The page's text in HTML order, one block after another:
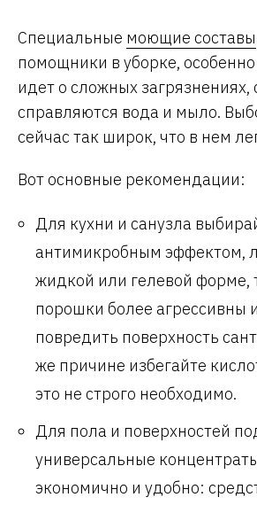
Специальные моющие составы
помощники в уборке, особенно
идет о сложных
справляются вода и мыло.
сейчас так широк, что в нем
Вот основные рекомендации:
Для кухни и санузла
антимикробным эффектом,
жидкой или гелевой форме,
порошки более агрессивны
повредить поверхность
же причине избегайте
это не строго необходимо.
Для пола и поверхностей
универсальные
экономично и удобно: